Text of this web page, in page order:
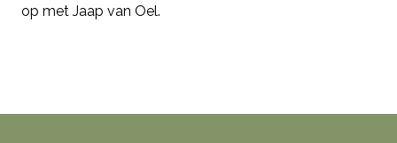
op met Jaap van Oel.